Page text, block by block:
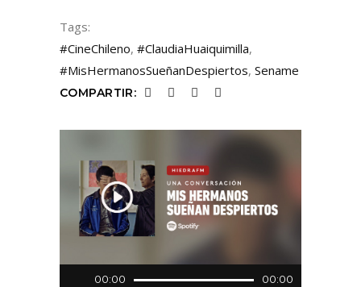
Tags:
#CineChileno, #ClaudiaHuaiquimilla,
#MisHermanosSueñanDespiertos, Sename
COMPARTIR:
Reproductor
00:00 00:00